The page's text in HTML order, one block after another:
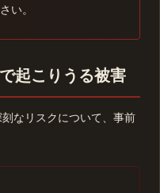
い。
起こりうる被害
なリスクについて、事前